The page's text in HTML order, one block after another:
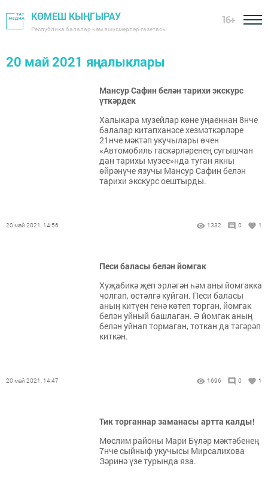
КӨМЕШ КЫҢГЫРАУ
Республика балалар һәм яшүсмерләр газетасы
16+
20 май 2021 яңалыклары
Мансур Сафин белән тарихи экскурс
үткәрдек
Халыкара музейлар көне уңаеннан 8нче
балалар китапханәсе хезмәткәрләре
21нче мәктәп укучылары өчен
«Автомобиль гаскәрләренең сугышчан
дан тарихы музее»нда туган якны
өйрәнүче язучы Мансур Сафин белән
тарихи экскурс оештырды.
20 май 2021, 14:56 1332 0 1
Песи баласы белән йомгак
Хуҗабикә җеп эрләгән һәм аны йомгакка
чолгап, өстәлгә куйган. Песи баласы
аның китүен генә көтеп торган, йомгак
белән уйный башлаган. Ә йомгак аның
белән уйнап тормаган, тоткан да тәгәрәп
киткән.
20 май 2021, 14:47 1696 0 1
Тик торганнар заманасы артта калды!
Мөслим районы Мари Бүләр мәктәбенең
7нче сыйныф укучысы Мирсалихова
Зәринә үзе турында яза.